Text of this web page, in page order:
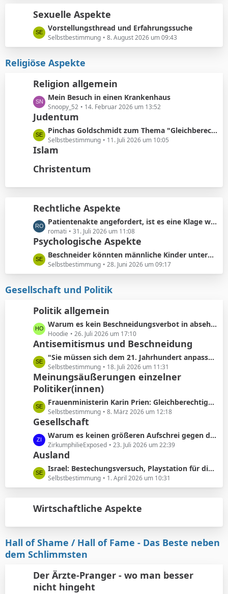
e
t
g
t
e
B
e
t
ä
g
e
Sexuelle Aspekte
L
e
t
z
t
e
B
e
i
t
r
ä
g
Vorstellungsthread und Erfahrungssuche
Selbstbestimmung 8. August 2026 um 09:43
Religiöse Aspekte
Religion allgemein
L
e
z
t
e
e
t
ä
g
e
Mein Besuch in einen Krankenhaus
Snoopy_52 14. Februar 2026 um 13:52
Judentum
L
e
t
t
i
t
r
ä
g
e
Pinchas Goldschmidt zum Thema "Gleichberechtigung von Mann und Frau"
Selbstbestimmung 11. Juli 2026 um 10:05
Islam
Christentum
Rechtliche Aspekte
L
e
t
z
t
e
e
t
r
ä
g
e
Patientenakte angefordert, ist es eine Klage wert?
romati 31. Juli 2026 um 11:08
Psychologische Aspekte
L
e
t
t
e
B
e
i
t
r
ä
g
e
Beschneider könnten männliche Kinder unterbewusst als ihre künftigen Konkurrenten bei der Partnersuche wahrnehmen.
Selbstbestimmung 28. Juni 2026 um 09:17
Gesellschaft und Politik
Politik allgemein
L
e
t
z
t
e
B
e
i
r
ä
g
e
Warum es kein Beschneidungsverbot in absehbarer Zukunft geben wird: Vermeidung von Schmerzensgeld.
Hoodie 26. Juli 2026 um 17:10
Antisemitismus und Beschneidung
L
e
t
z
e
B
e
i
r
ä
g
e
"Sie müssen sich dem 21. Jahrhundert anpassen"
Selbstbestimmung 18. Juli 2026 um 11:31
Meinungsäußerungen einzelner
Politiker(innen)
L
e
t
z
t
e
e
r
ä
g
Frauenministerin Karin Prien: Gleichberechtigung sei ..kein nettes Zugeständnis ..sondern ein Verfassungsauftrag
Selbstbestimmung 8. März 2026 um 12:18
Gesellschaft
L
e
t
z
t
e
e
t
r
ä
g
Warum es keinen größeren Aufschrei gegen die Vorhautbeschneidung gibt.
ZirkumphilieExposed 23. Juli 2026 um 22:39
Ausland
L
e
t
t
B
e
t
r
ä
g
Israel: Bestechungsversuch, Playstation für die werdenden Eltern
Selbstbestimmung 1. April 2026 um 10:31
Wirtschaftliche Aspekte
Hall of Shame / Hall of Fame - Das Beste neben
dem Schlimmsten
Der Ärzte-Pranger - wo man besser
nicht hingeht